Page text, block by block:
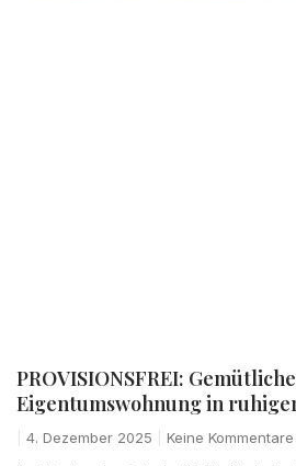
PROVISIONSFREI: Gemütliche
Eigentumswohnung in
4. Dezember 2025 Keine Kommentare